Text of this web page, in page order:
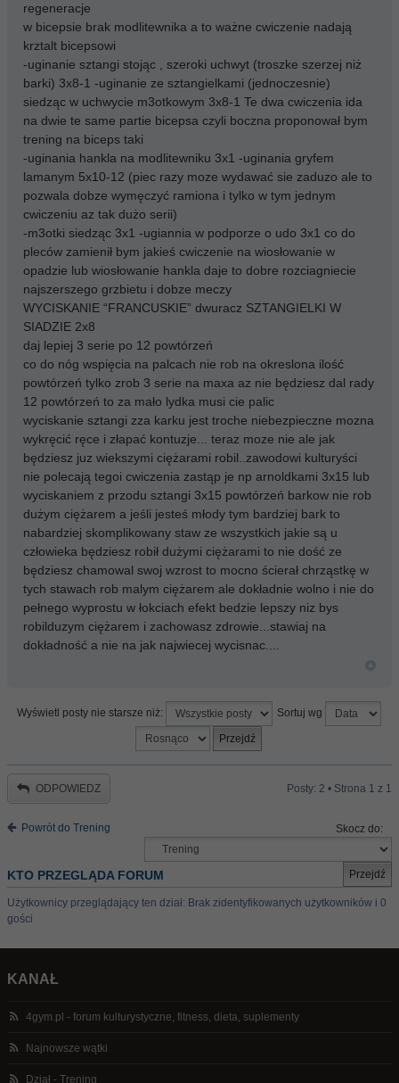
regeneracje
w bicepsie brak modlitewnika a to ważne cwiczenie nadają
krztalt bicepsowi
-uginanie sztangi stojąc , szeroki uchwyt (troszke szerzej niż
barki) 3x8-1 -uginanie ze sztangielkami (jednoczesnie)
siedząc w uchwycie m3otkowym 3x8-1 Te dwa cwiczenia ida
na dwie te same partie bicepsa czyli boczna proponował bym
trening na biceps taki
-uginania hankla na modlitewniku 3x1 -uginania gryfem
lamanym 5x10-12 (piec razy moze wydawać sie zaduzo ale to
pozwala dobze wymęczyć ramiona i tylko w tym jednym
cwiczeniu az tak dużo serii)
-m3otki siedząc 3x1 -ugiannia w podporze o udo 3x1 co do
pleców zamienił bym jakieś cwiczenie na wiosłowanie w
opadzie lub wiosłowanie hankla daje to dobre rozciagniecie
najszerszego grzbietu i dobze meczy
WYCISKANIE “FRANCUSKIE” dwuracz SZTANGIELKI W
SIADZIE 2x8
daj lepiej 3 serie po 12 powtórzeń
co do nóg wspięcia na palcach nie rob na okreslona ilość
powtórzeń tylko zrob 3 serie na maxa az nie będziesz dal rady
12 powtórzeń to za mało lydka musi cie palic
wyciskanie sztangi zza karku jest troche niebezpieczne mozna
wykręcić ręce i złapać kontuzje... teraz moze nie ale jak
będziesz juz wiekszymi ciężarami robil..zawodowi kulturyści
nie polecają tegoi cwiczenia zastąp je np arnoldkami 3x15 lub
wyciskaniem z przodu sztangi 3x15 powtórzeń barkow nie rob
dużym ciężarem a jeśli jesteś młody tym bardziej bark to
nabardziej skomplikowany staw ze wszystkich jakie są u
człowieka będziesz robił dużymi ciężarami to nie dość ze
będziesz chamowal swoj wzrost to mocno ścierał chrząstkę w
tych stawach rob malym ciężarem ale dokładnie wolno i nie do
pełnego wyprostu w łokciach efekt bedzie lepszy niz bys
robilduzym ciężarem i zachowasz zdrowie...stawiaj na
dokładność a nie na jak najwiecej wycisnac....
Wyświetl posty nie starsze niż: Sortuj wg
ODPOWIEDZ Posty: 2 • Strona 1 z 1
Powrót do Trening Skocz do:
KTO PRZEGLĄDA FORUM
Użytkownicy przeglądający ten dział: Brak zidentyfikowanych użytkowników i 0
gości
KANAŁ
4gym.pl - forum kulturystyczne, fitness, dieta, suplementy
Najnowsze wątki
Dział - Trening